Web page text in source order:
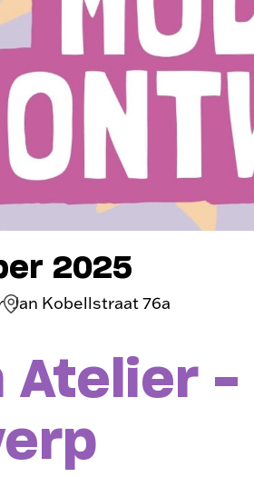
2025
Jan Kobellstraat 76a
Atelier -